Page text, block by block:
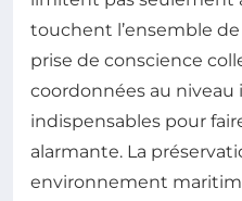
touchent l’ensemble de
prise de conscience
coordonnées au
indispensables pour
alarmante. La
environnement